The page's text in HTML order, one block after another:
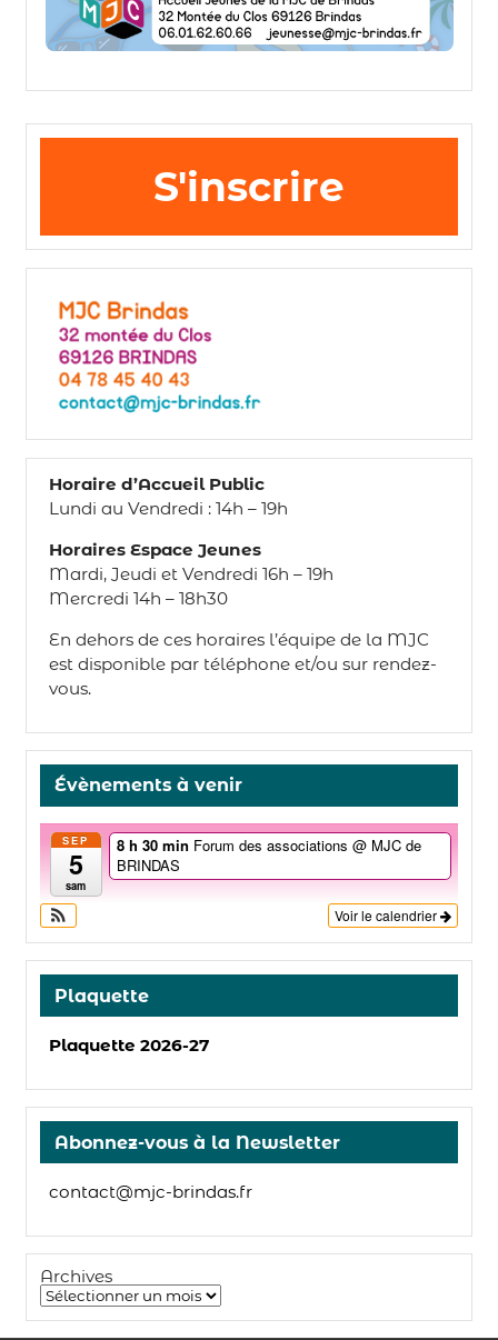
S'inscrire
Horaire d’Accueil Public
Lundi au Vendredi : 14h – 19h
Horaires Espace Jeunes
Mardi, Jeudi et Vendredi 16h – 19h
Mercredi 14h – 18h30
En dehors de ces horaires l’équipe de la MJC
est disponible par téléphone et/ou sur rendez-
vous.
Évènements à venir
SEP
5
sam
8 h 30 min Forum des associations @ MJC de
BRINDAS
Voir le calendrier
Plaquette
Plaquette 2026-27
Abonnez-vous à la Newsletter
contact@mjc-brindas.fr
Archives